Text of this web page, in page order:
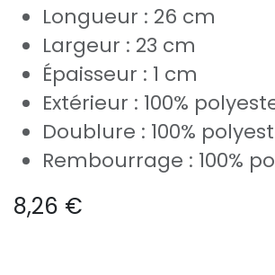
Longueur : 26 cm
Largeur : 23 cm
Épaisseur : 1 cm
Extérieur : 100%
Doublure : 100%
Rembourrage : 100%
8,26 €